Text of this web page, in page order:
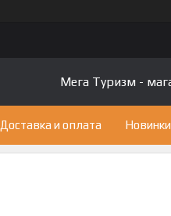
Мега Туризм -
Доставка и оплата Новинки